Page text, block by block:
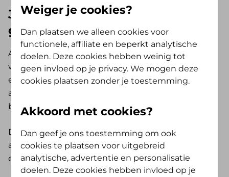
Je toekenningsverklaring is nog
geldig
Als je toekenningsverklaring nog geldig is nemen
wij deze over tot de einddatum van de indicatie
en/of einddatum toekenningsverklaring. Wij
adviseren je om jouw toekenningsverklaring te
bewaren zolang hij geldig is.
De hoogte van de vergoeding voor deze uren kan
afwijken. Dat is omdat iedere zorgverzekeraar haar
eigen tarieven hanteert.
Weiger je cookies?
Dan plaatsen we alleen cookies voor
functionele, affiliate en beperkt analytische
doelen. Deze cookies hebben weinig tot
geen invloed op je privacy. We mogen deze
cookies plaatsen zonder je toestemming.
Akkoord met cookies?
Dan geef je ons toestemming om ook
cookies te plaatsen voor uitgebreid
analytische, advertentie en personalisatie
doelen. Deze cookies hebben invloed op je